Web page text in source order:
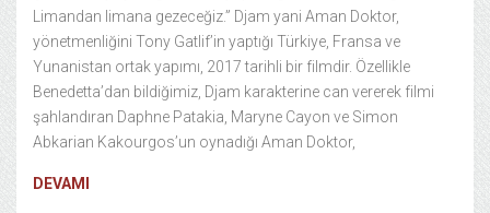
Limandan limana gezeceğiz.” Djam yani Aman Doktor,
yönetmenliğini Tony Gatlif’in yaptığı Türkiye, Fransa ve
Yunanistan ortak yapımı, 2017 tarihli bir filmdir. Özellikle
Benedetta’dan bildiğimiz, Djam karakterine can vererek filmi
şahlandıran Daphne Patakia, Maryne Cayon ve Simon
Abkarian Kakourgos’un oynadığı Aman Doktor,
DEVAMI